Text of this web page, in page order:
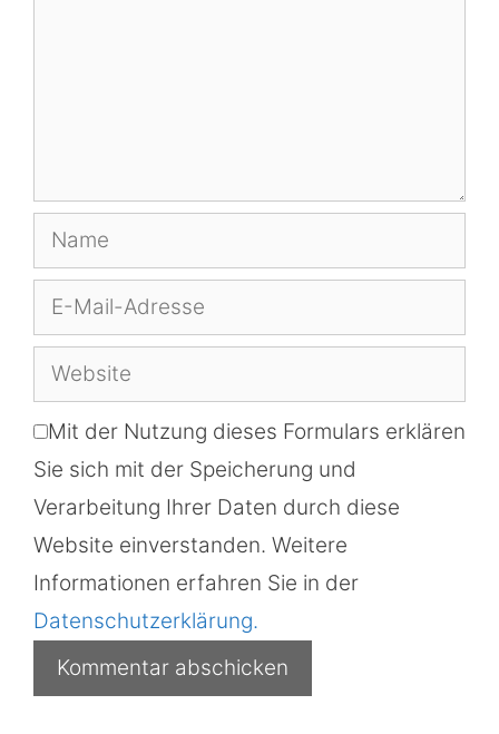
Name
E-
Mail-
Adresse
Website
Mit der Nutzung dieses Formulars erklären
Sie sich mit der Speicherung und
Verarbeitung Ihrer Daten durch diese
Website einverstanden. Weitere
Informationen erfahren Sie in der
Datenschutzerklärung.